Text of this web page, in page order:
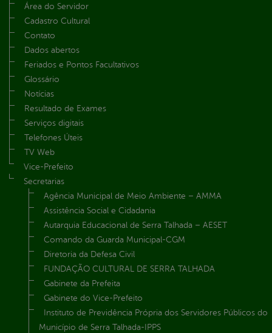
Área do Servidor
Cadastro Cultural
Contato
Dados abertos
Feriados e Pontos Facultativos
Glossário
Notícias
Resultado de Exames
Serviços digitais
Telefones Úteis
TV Web
Vice-Prefeito
Secretarias
Agência Municipal de Meio Ambiente – AMMA
Assistência Social e Cidadania
Autarquia Educacional de Serra Talhada – AESET
Comando da Guarda Municipal-CGM
Diretoria da Defesa Civil
FUNDAÇÃO CULTURAL DE SERRA TALHADA
Gabinete da Prefeita
Gabinete do Vice-Prefeito
Instituto de Previdência Própria dos Servidores Públicos do
Município de Serra Talhada-IPPS